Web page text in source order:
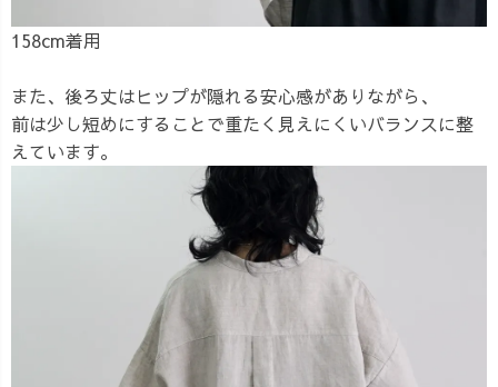
158cm着用
また、後ろ丈はヒップが隠れる安心感がありながら、
前は少し短めにすることで重たく見えにくいバランスに整
えています。